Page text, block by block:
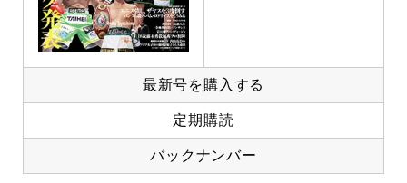
最新号を購入する
定期購読
バックナンバー